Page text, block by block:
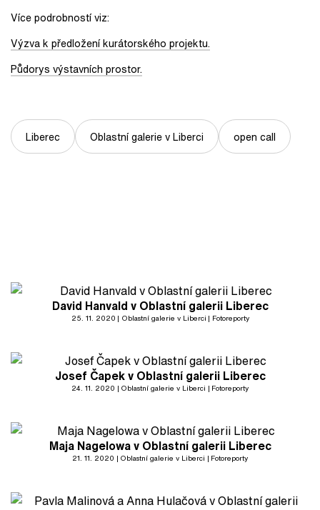
Více podrobností viz:
Výzva k předložení kurátorského projektu.
Půdorys výstavních prostor.
Liberec Oblastní galerie v Liberci open call
David Hanvald v Oblastní galerii Liberec
25. 11. 2020 Oblastní galerie v Liberci Fotoreporty
Josef Čapek v Oblastní galerii Liberec
24. 11. 2020 Oblastní galerie v Liberci Fotoreporty
Maja Nagelowa v Oblastní galerii Liberec
21. 11. 2020 Oblastní galerie v Liberci Fotoreporty